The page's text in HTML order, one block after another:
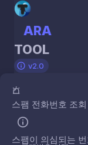
ARA
TOOL
v2.0
스팸 전화번호 조회
스팸이 의심되는